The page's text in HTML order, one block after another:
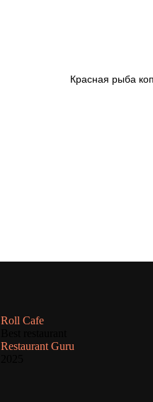
Красная рыба
Roll Cafe
Restaurant Guru